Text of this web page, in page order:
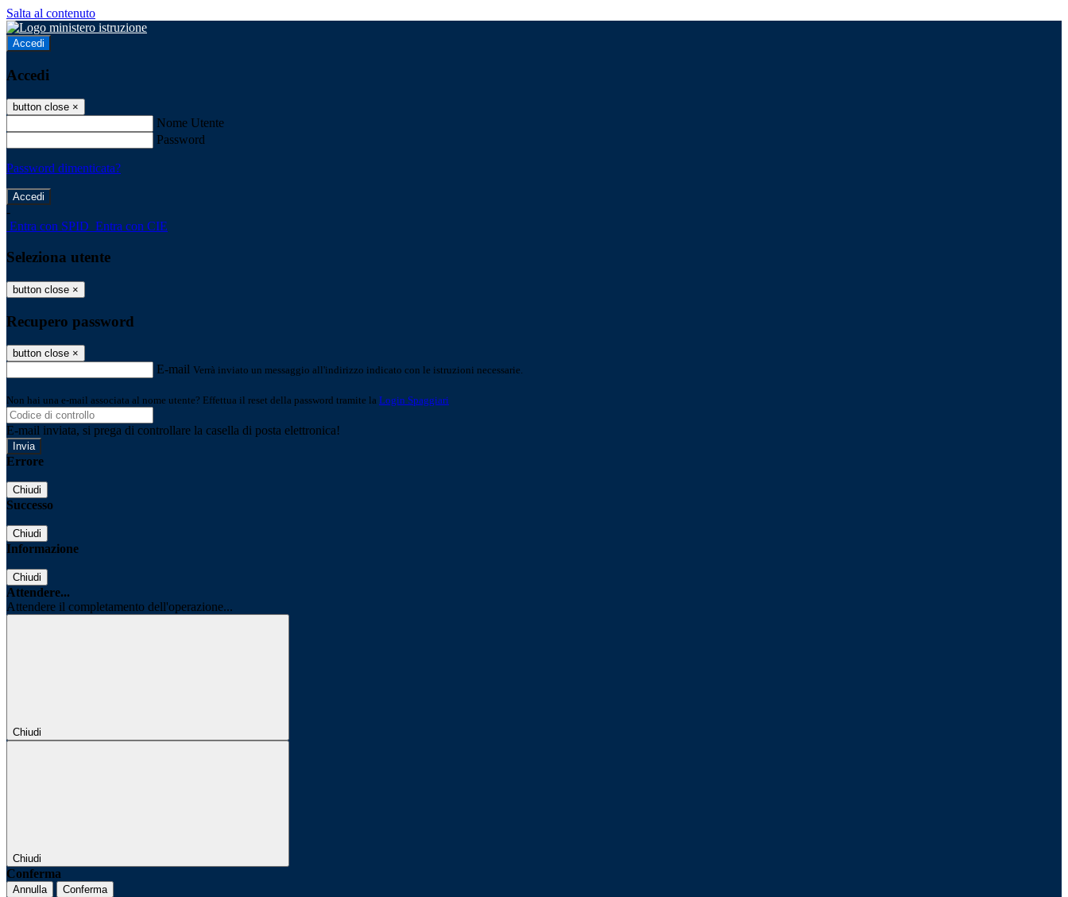
Salta al contenuto
Accedi
Accedi
button close ×
Nome Utente
Password
Password dimenticata?
-
Entra con SPID Entra con CIE
Seleziona utente
button close ×
Recupero password
button close ×
E-mail Verrà inviato un messaggio all'indirizzo indicato con le istruzioni necessarie.
Non hai una e-mail associata al nome utente? Effettua il reset della password tramite la Login Spaggiari
E-mail inviata, si prega di controllare la casella di posta elettronica!
Errore
Chiudi
Successo
Chiudi
Informazione
Chiudi
Attendere...
Attendere il completamento dell'operazione...
Chiudi
Chiudi
Conferma
Annulla Conferma